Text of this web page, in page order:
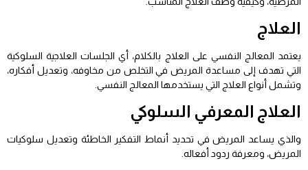
العلاج
يعتمد المعالج النفسي على العلاج بالكلام، أي الجلسات العلاجية السلوكية
التي تهدف إلى مساعدة المريض في التخلص من مخاوفه، وتعديل أفكاره،
وتشمل أنواع العلاج التي يستخدمها المعالج النفسي.
العلاج المعرفي السلوكي
والذي يساعد المريض في تحديد أنماط التفكير الخاطئة وتعديل سلوكيات
المريض، ومعرفة ردود أفعاله.